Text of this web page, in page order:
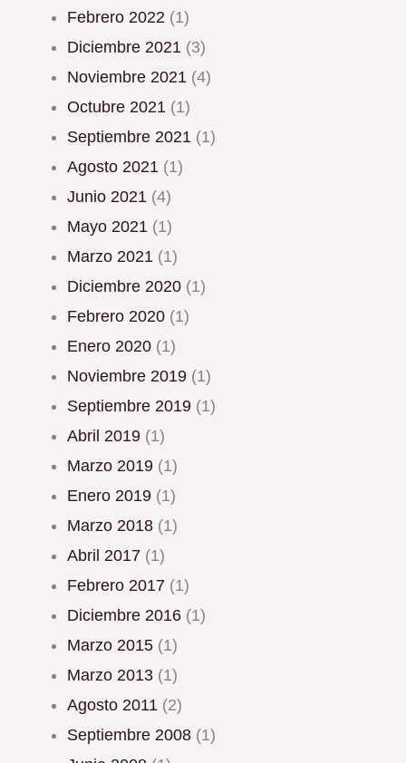
febrero 2022 (1)
diciembre 2021 (3)
noviembre 2021 (4)
octubre 2021 (1)
septiembre 2021 (1)
agosto 2021 (1)
junio 2021 (4)
mayo 2021 (1)
marzo 2021 (1)
diciembre 2020 (1)
febrero 2020 (1)
enero 2020 (1)
noviembre 2019 (1)
septiembre 2019 (1)
abril 2019 (1)
marzo 2019 (1)
enero 2019 (1)
marzo 2018 (1)
abril 2017 (1)
febrero 2017 (1)
diciembre 2016 (1)
marzo 2015 (1)
marzo 2013 (1)
agosto 2011 (2)
septiembre 2008 (1)